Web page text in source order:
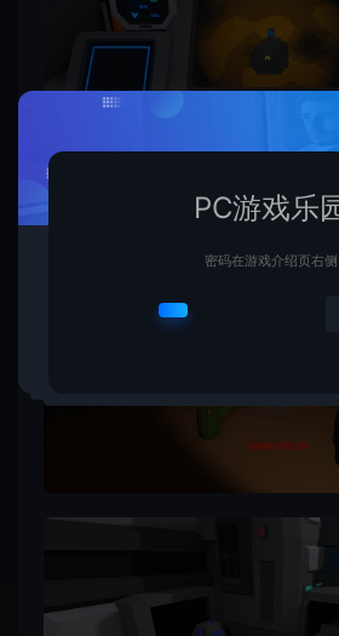
PC游戏乐
密码在游戏介绍页右侧